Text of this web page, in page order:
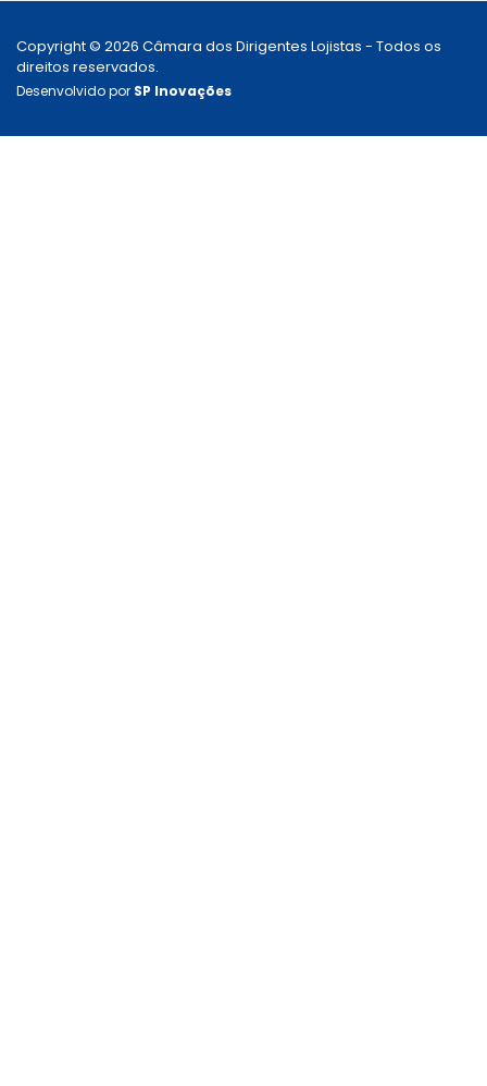
Copyright © 2026 Câmara dos Dirigentes Lojistas - Todos os
direitos reservados.
Desenvolvido por SP Inovações